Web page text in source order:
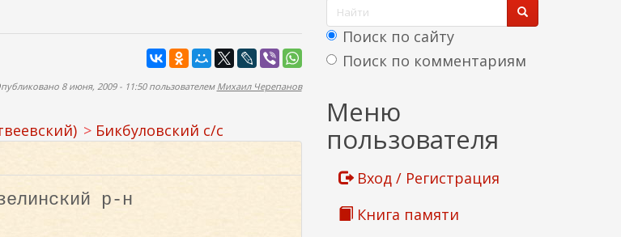
8 июня, 2009 - 11:50 пользователемМихаил Черепанов
Бикбуловский с/с
р-н
Ф
о
р
а
п
о
и
Поиск по сайту
Поиск по комментариям
Меню
пользователя
Вход / Регистрация
Книга памяти